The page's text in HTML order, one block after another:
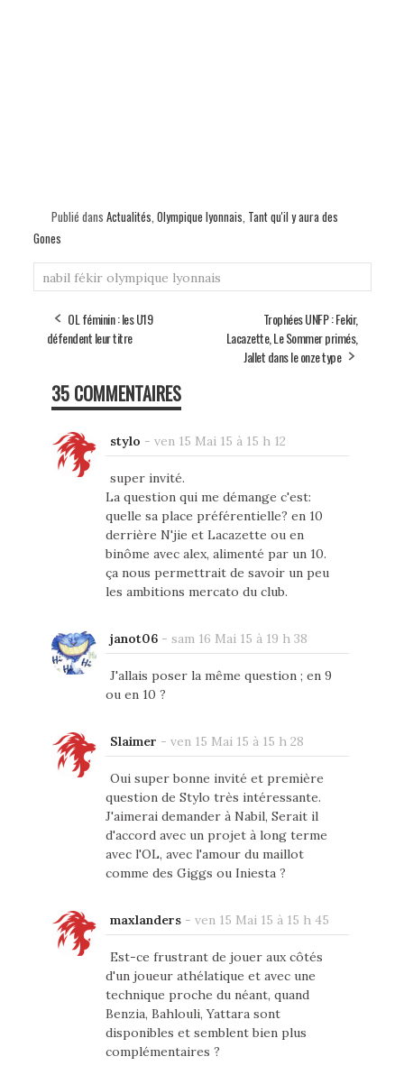
Publié dans Actualités Olympique lyonnais Tant qu'il y aura des
Gones
nabil fékir olympique lyonnais
OL féminin : les U19
défendent leur titre
Trophées UNFP : Fekir,
Lacazette, Le Sommer primés,
Jallet dans le onze type
35 COMMENTAIRES
stylo - ven 15 Mai 15 à 15 h 12
super invité.
La question qui me démange c'est:
quelle sa place préférentielle? en 10
derrière N'jie et Lacazette ou en
binôme avec alex, alimenté par un 10.
ça nous permettrait de savoir un peu
les ambitions mercato du club.
janot06- sam 16 Mai 15 à 19 h 38
J'allais poser la même question ; en 9
ou en 10 ?
Slaimer - ven 15 Mai 15 à 15 h 28
Oui super bonne invité et première
question de Stylo très intéressante.
J'aimerai demander à Nabil, Serait il
d'accord avec un projet à long terme
avec l'OL, avec l'amour du maillot
comme des Giggs ou Iniesta ?
maxlanders- ven 15 Mai 15 à 15 h 45
Est-ce frustrant de jouer aux côtés
d'un joueur athélatique et avec une
technique proche du néant, quand
Benzia, Bahlouli, Yattara sont
disponibles et semblent bien plus
complémentaires ?